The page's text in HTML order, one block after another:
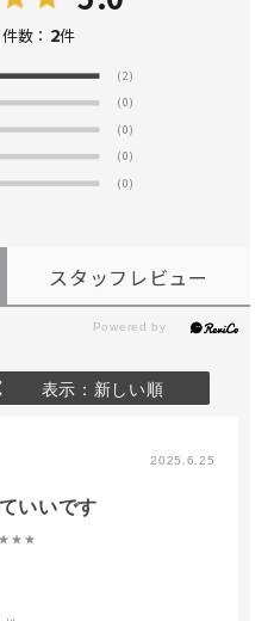
数： 2件
(2)
(0)
(0)
(0)
(0)
スタッフレビュー
表示：新しい順
2025.6.25
いいです